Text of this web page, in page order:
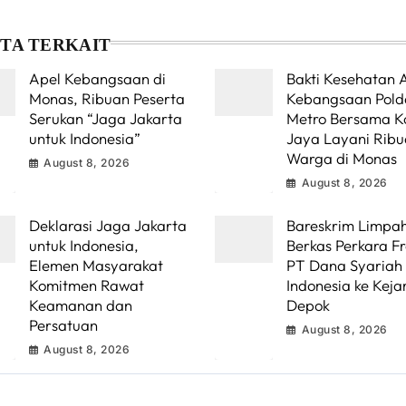
TERKAIT
Apel Kebangsaan di
Monas, Ribuan Peserta
Serukan “Jaga Jakarta
untuk Indonesia”
August 8, 2026
Bakti Kesehatan
Kebangsaan
Metro Bersama
Jaya Layani
Warga di Monas
August 8, 2026
Deklarasi Jaga Jakarta
untuk Indonesia,
Elemen Masyarakat
Komitmen Rawat
Keamanan dan
Persatuan
August 8, 2026
Bareskrim
Berkas Perkara
PT Dana Syariah
Indonesia ke
Depok
August 8, 2026